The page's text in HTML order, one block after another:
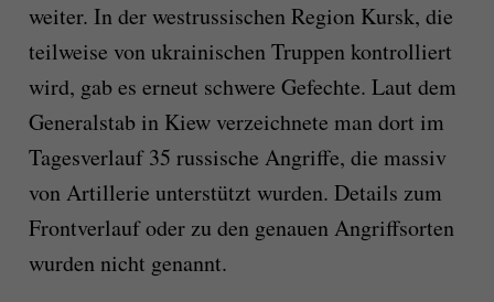
weiter. In der westrussischen Region Kursk, die
teilweise von ukrainischen Truppen kontrolliert
wird, gab es erneut schwere Gefechte. Laut dem
Generalstab in Kiew verzeichnete man dort im
Tagesverlauf 35 russische Angriffe, die massiv
von Artillerie unterstützt wurden. Details zum
Frontverlauf oder zu den genauen Angriffsorten
wurden nicht genannt.